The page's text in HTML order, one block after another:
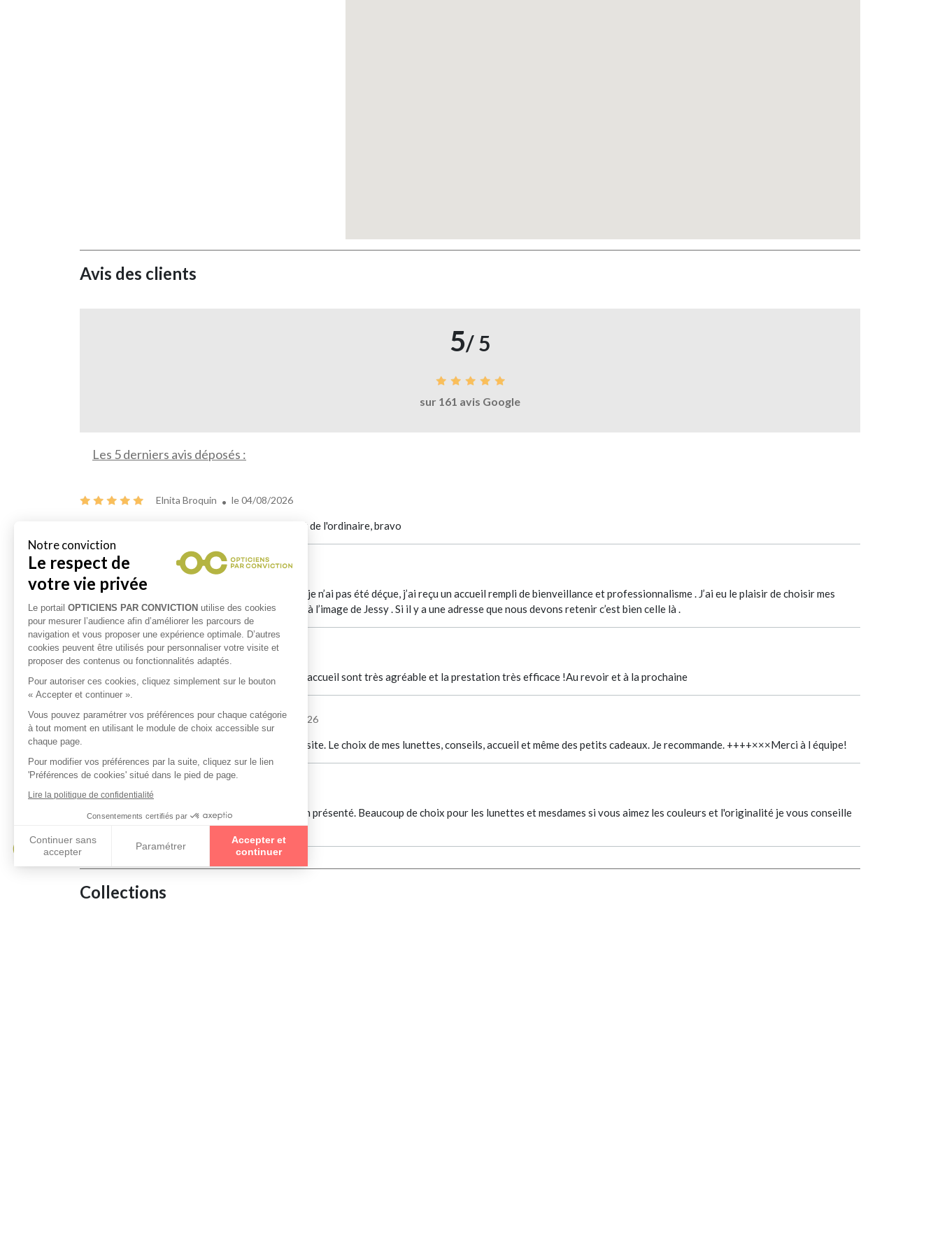
Avis des clients
5/ 5
sur 161 avis Google
Les 5 derniers avis déposés :
Elnita Broquin le 04/08/2026
Très bon accueil, des paires de lunette qui sortent de l'ordinaire, bravo
Sylvia MELIZER le 30/07/2026
J’ai été recommandé par une amie et franchement je n’ai pas été déçue, j’ai reçu un accueil rempli de bienveillance et professionnalisme . J’ai eu le plaisir de choisir mes
paires de lunettes dans un cadre agréable , fleuri , à l’image de Jessy . Si il y a une adresse que nous devons retenir c’est bien celle là .
Fred Vainqueur le 29/07/2026
Je suis très satisfait de mon passage, le cadre et l'accueil sont très agréable et la prestation très efficace !Au revoir et à la prochaine
MYLENE ANTONIN le 21/07/2026
Mon passage à G6optik a été une excellente réussite. Le choix de mes lunettes, conseils, accueil et même des petits cadeaux. Je recommande. ++++×××Merci à l équipe!
G6 Optik super acceuil , et le magasin est très bien présenté. Beaucoup de choix pour les lunettes et mesdames si vous aimez les couleurs et l'originalité je vous conseille
Collections